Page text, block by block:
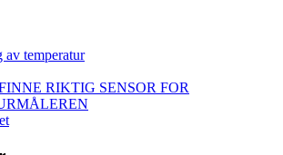
temperatur
RIKTIG SENSOR FOR